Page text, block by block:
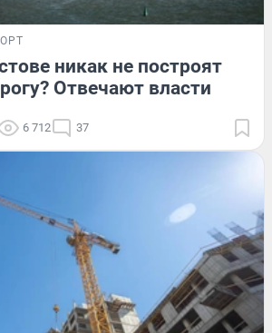
никак не построят
Отвечают власти
6 712 37